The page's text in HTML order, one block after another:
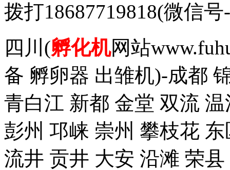
拨打18687719818(微信
四川(孵化机网站
备 孵卵器 出雏机)-成都
青白江 新都 金堂 双流
彭州 邛崃 崇州 攀枝花
流井 贡井 大安 沿滩 荣